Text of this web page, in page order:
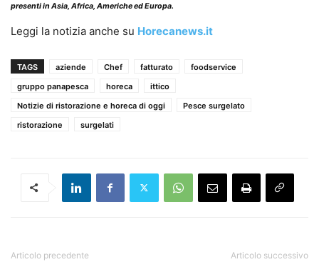
presenti in Asia, Africa, Americhe ed Europa.
Leggi la notizia anche su Horecanews.it
TAGS aziende Chef fatturato
foodservice
gruppo panapesca
horeca
ittico
Notizie di ristorazione e horeca di oggi
Pesce surgelato
ristorazione
surgelati
Articolo precedente Articolo successivo